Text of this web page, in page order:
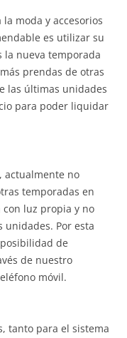
moda y accesorios
es utilizar su
la nueva temporada
prendas de otras
las últimas unidades
para poder liquidar
actualmente no
temporadas en
con luz propia y no
unidades. Por esta
de
de nuestro
móvil.
tanto para el sistema